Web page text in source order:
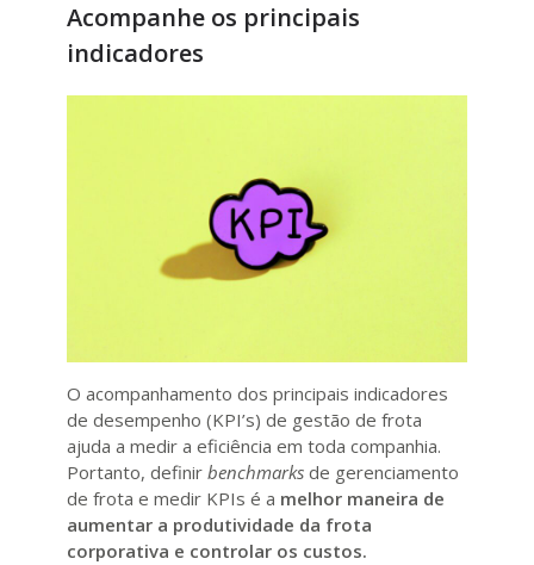
Acompanhe os principais
indicadores
O acompanhamento dos principais indicadores
de desempenho (KPI’s) de gestão de frota
ajuda a medir a eficiência em toda companhia.
Portanto, definir benchmarks de gerenciamento
de frota e medir KPIs é a melhor maneira de
aumentar a produtividade da frota
corporativa e controlar os custos.